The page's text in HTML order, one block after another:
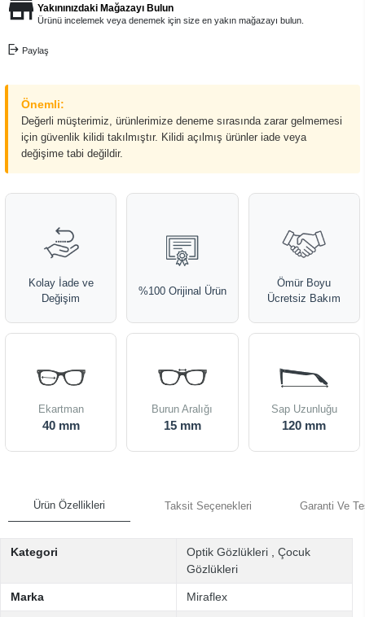
Yakınınızdaki Mağazayı Bulun
Ürünü incelemek veya denemek için size en yakın mağazayı bulun.
Paylaş
Önemli:
Değerli müşterimiz, ürünlerimize deneme sırasında zarar gelmemesi
için güvenlik kilidi takılmıştır. Kilidi açılmış ürünler iade veya
değişime tabi değildir.
Kolay İade ve
Değişim
%100 Orijinal Ürün
Ömür Boyu
Ücretsiz Bakım
Ekartman
40 mm
Burun Aralığı
15 mm
Sap Uzunluğu
120 mm
Ürün Özellikleri Taksit Seçenekleri Garanti Ve
Kategori Optik Gözlükleri
Çocuk
Gözlükleri
Marka Miraflex